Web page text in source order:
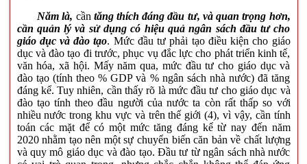
Năm là, cần tăng thích đáng đầu tư, và quan trọng hơn,
cần quản lý và sử dụng có hiệu quả ngân sách đầu tư cho
giáo dục và đào tạo. Mức đầu tư phải tạo điều kiện cho giáo
dục và đào tạo đi trước, phục vụ đắc lực cho phát triển kinh tế,
văn hóa, xã hội. Mấy năm qua, mức đầu tư cho giáo dục và
đào tạo (tính theo % GDP và % ngân sách nhà nước) đã tăng
đáng kể. Tuy nhiên, cần thấy rõ là mức đầu tư cho giáo dục và
đào tạo tính theo đầu người của nước ta còn rất thấp so với
nhiều nước trong khu vực và trên thế giới (4), vì vậy, cần tính
toán các mặt để có một mức tăng đáng kể từ nay đến năm
2020 nhằm tạo nên một sự chuyển biến căn bản về chất lượng
và quy mô giáo dục và đào tạo. Đầu tư từ ngân sách nhà nước